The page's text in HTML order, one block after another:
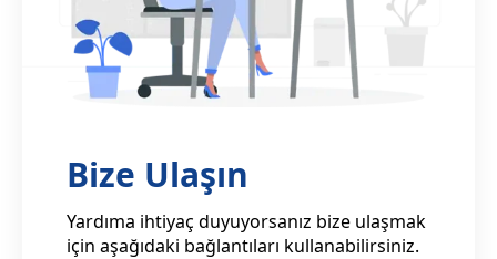
Bize Ulaşın
Yardıma ihtiyaç duyuyorsanız bize ulaşmak
için aşağıdaki bağlantıları kullanabilirsiniz.